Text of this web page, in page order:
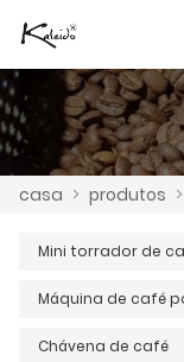
casa > produtos >
Mini torrador de
Chávena de café